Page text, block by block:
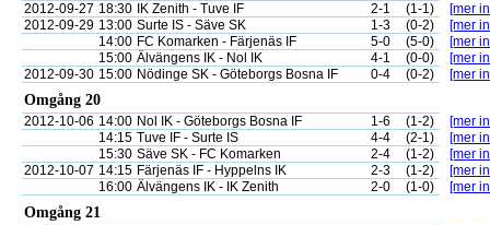
2012-09-27 18:30 IK Zenith - Tuve IF 2-1 (1-1)
[mer
2012-09-29 13:00 Surte IS - Säve SK 1-3 (0-2)
[mer
14:00 FC Komarken - Färjenäs IF 5-0 (5-0)
[mer
15:00 Älvängens IK - Nol IK 4-1 (0-0)
[mer
2012-09-30 15:00 Nödinge SK - Göteborgs Bosna IF 0-4 (0-2) [mer
Omgång 20
2012-10-06 14:00 Nol IK - Göteborgs Bosna IF 1-6 (1-2)
[mer
14:15 Tuve IF - Surte IS 4-4 (2-1)
[mer
15:30 Säve SK - FC Komarken 2-4 (1-2)
[mer
2012-10-07 14:15 Färjenäs IF - Hyppelns IK 2-3 (1-2)
[mer
16:00 Älvängens IK - IK Zenith 2-0 (1-0) [mer
Omgång 21